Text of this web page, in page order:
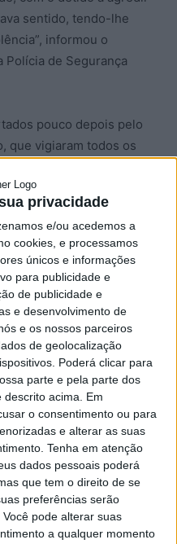
privacidade
e/ou acedemos a
cookies, e processamos
únicos e informações
para publicidade e
de publicidade e
e desenvolvimento de
e os nossos parceiros
de geolocalização
Poderá clicar para
parte e pela parte dos
acima. Em
o consentimento ou para
e alterar as suas
Tenha em atenção
dados pessoais poderá
que tem o direito de se
preferências serão
pode alterar suas
a qualquer momento
sentido, tendo-lhe
informou o
Polícia de Segurança
pouco depois pelo
que vigiaram todos os
intercetar, e deter, o
acabando o
seu legitimo
navalha e duas doses
de Viseu para
na Estação Diária – 96.8